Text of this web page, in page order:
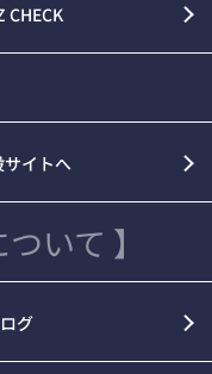
CHECK
イトへ
いて 】
グ